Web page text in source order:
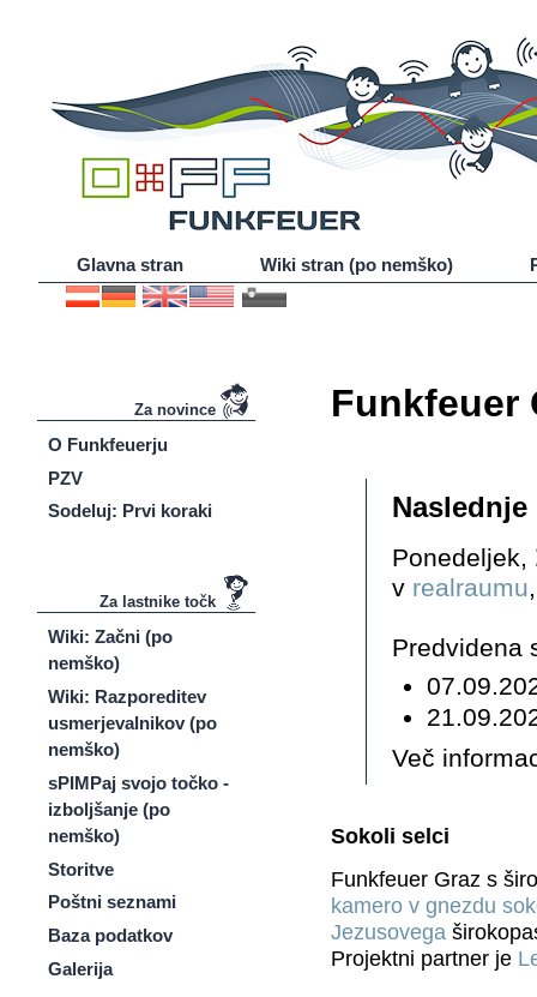
Glavna stran Wiki stran (po nemško)
Za novince
O Funkfeuerju
PZV
Sodeluj: Prvi koraki
Za lastnike točk
Wiki: Začni (po
nemško)
Wiki: Razporeditev
usmerjevalnikov (po
nemško)
sPIMPaj svojo točko -
izboljšanje (po
nemško)
Storitve
Poštni seznami
Baza podatkov
Galerija
Funkfeuer
Naslednje
Ponedeljek,
v realraumu
Predvidena
Več
Sokoli selci
Funkfeuer Graz s
kamero v gnezdu
Jezusovega
Projektni partner je